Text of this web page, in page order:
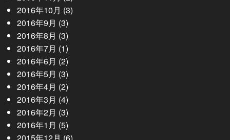
2016年10月 (3)
2016年9月 (3)
2016年8月 (3)
2016年7月 (1)
2016年6月 (2)
2016年5月 (3)
2016年4月 (2)
2016年3月 (4)
2016年2月 (3)
2016年1月 (5)